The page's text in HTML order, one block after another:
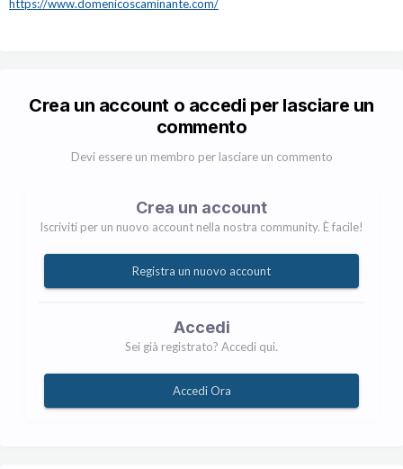
https://www.domenicoscaminante.com/
Crea un account o accedi per lasciare un
commento
Devi essere un membro per lasciare un commento
Crea un account
Iscriviti per un nuovo account nella nostra community. È facile!
Registra un nuovo account
Accedi
Sei già registrato? Accedi qui.
Accedi Ora